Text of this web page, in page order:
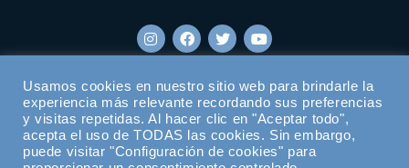
Usamos cookies en nuestro sitio web para brindarle la
experiencia más relevante recordando sus preferencias
y visitas repetidas. Al hacer clic en "Aceptar todo",
acepta el uso de TODAS las cookies. Sin embargo,
puede visitar "Configuración de cookies" para